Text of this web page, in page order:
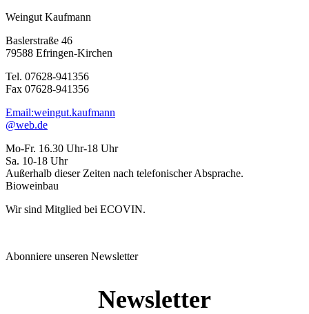
Weingut Kaufmann
Baslerstraße 46
79588 Efringen-Kirchen
Tel. 07628-941356
Fax 07628-941356
Email:weingut.kaufmann
@web.de
Mo-Fr. 16.30 Uhr-18 Uhr
Sa. 10-18 Uhr
Außerhalb dieser Zeiten nach telefonischer Absprache.
Bioweinbau
Wir sind Mitglied bei ECOVIN.
Abonniere unseren Newsletter
Newsletter